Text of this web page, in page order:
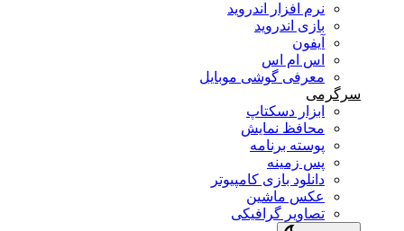
نرم افزار اندروید
بازی اندروید
آیفون
اس ام اس
معرفی گوشی موبایل
سرگرمی
ابزار دسکتاپ
محافظ نمایش
پوسته برنامه
پس زمینه
دانلود بازی کامپیوتر
عکس ماشین
تصاویر گرافیکی